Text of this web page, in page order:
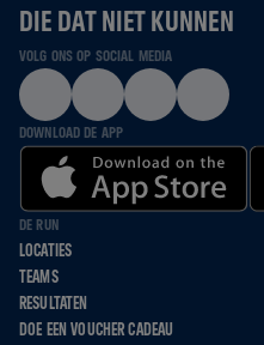
DIE DAT NIET KUNNEN
VOLG ONS OP SOCIAL MEDIA
DOWNLOAD DE APP
DE RUN
LOCATIES
TEAMS
RESULTATEN
DOE EEN VOUCHER CADEAU